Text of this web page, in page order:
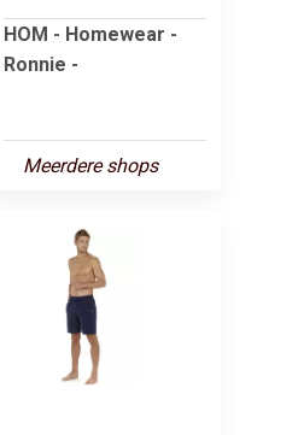
HOM - Homewear -
Ronnie -
Meerdere shops